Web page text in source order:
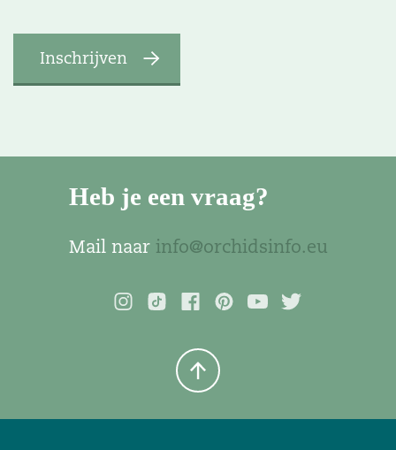
Heb je een vraag?
Mail naar info@orchidsinfo.eu